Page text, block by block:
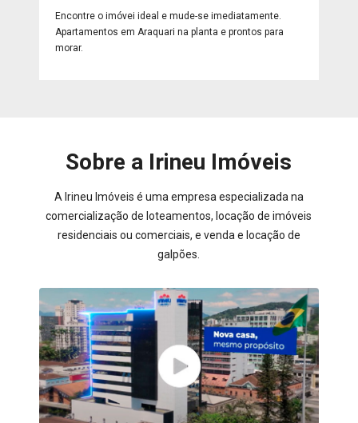
Encontre o imóvei ideal e mude-se imediatamente.
Apartamentos em Araquari na planta e prontos para
morar.
Sobre a Irineu Imóveis
A Irineu Imóveis é uma empresa especializada na
comercialização de loteamentos, locação de imóveis
residenciais ou comerciais, e venda e locação de
galpões.